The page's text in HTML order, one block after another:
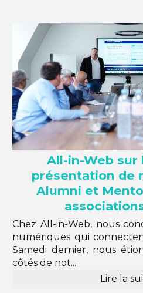
All-in-Web sur
présentation de
Alumni et
Chez All-in-Web, nous
numériques qui
Samedi dernier, nous
côtés de not...
Lire la